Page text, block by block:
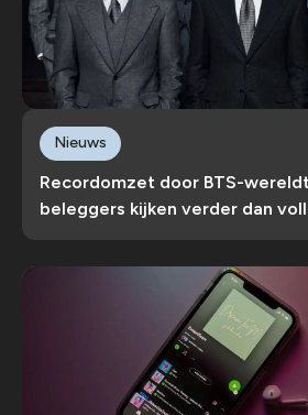
Recordomzet door BTS-
beleggers kijken verder dan
Nieuws